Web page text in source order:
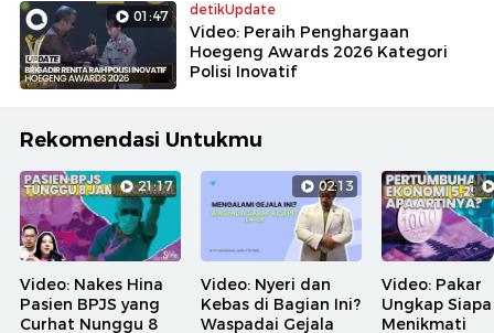
01:47 detikUpdate
Video: Peraih Penghargaan
Hoegeng Awards 2026 Kategori
Polisi Inovatif
Rekomendasi Untukmu
21:17
Video: Nakes Hina
Pasien BPJS yang
Curhat Nunggu 8
02:13
Video: Nyeri dan
Kebas di Bagian Ini?
Waspadai Gejala
Video: Pakar
Ungkap
Menikmati